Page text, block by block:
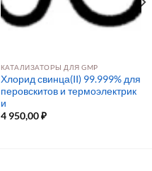
КАТАЛИЗАТОРЫ ДЛЯ GMP
Хлорид свинца(II) 99.999% для
перовскитов и термоэлектрик
и
4 950,00₽